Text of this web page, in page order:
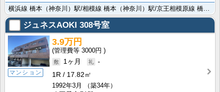
ジュネスAOKI 308号室
マンション
3.9万円
3000円
1ヶ月
-
1R
17.82㎡
1992年3月
（築34年）